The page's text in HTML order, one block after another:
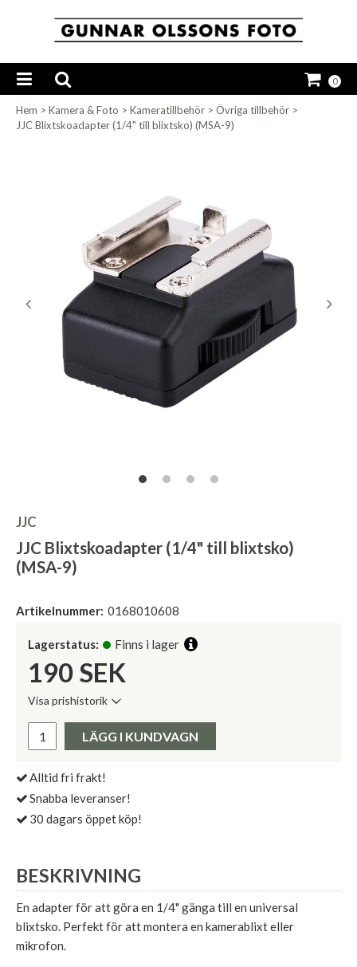
0
Hem > Kamera & Foto > Kameratillbehör > Övriga tillbehör >
JJC Blixtskoadapter (1/4" till blixtsko) (MSA-9)
JJC
JJC Blixtskoadapter (1/4" till blixtsko)
(MSA-9)
Artikelnummer: 0168010608
Lagerstatus: Finns i lager
190 SEK
Visa prishistorik
Pris:
LÄGG I KUNDVAGN
Alltid fri frakt!
Snabba leveranser!
30 dagars öppet köp!
BESKRIVNING
En adapter för att göra en 1/4" gänga till en universal
blixtsko. Perfekt för att montera en kamerablixt eller
mikrofon.